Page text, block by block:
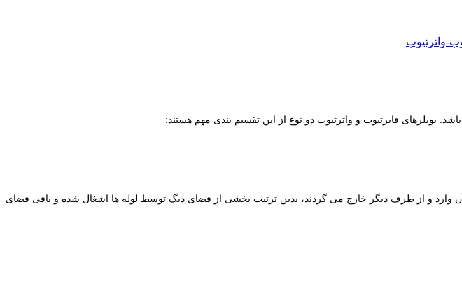
بویلرهای فایرتیوب و واترتیوب دو نوع از این تقسیم بندی مهم هستند:
و از طرف دیگر خارج می گردند، بدین ترتیب بخشی از فضای دیگ توسط لوله ها اشغال شده و باقی فضای